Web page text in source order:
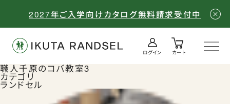
2027年ご入学向けカタログ無料請求受付中
ログイン カート
カート
職人千原のコバ教室3
カテゴリ
ランドセル